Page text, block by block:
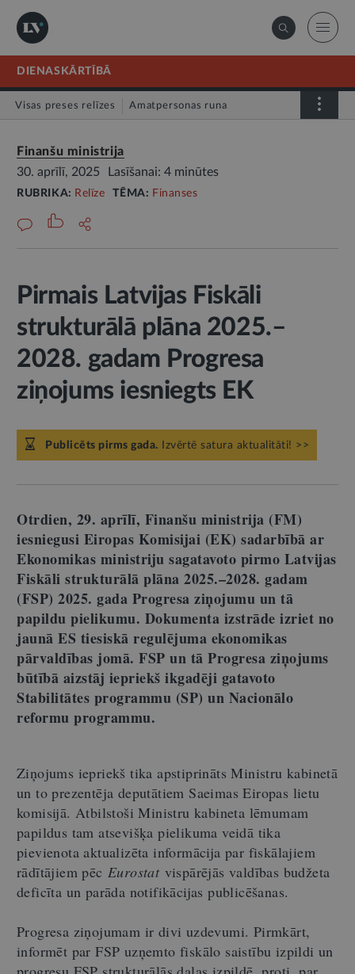
DIENASKĀRTĪBĀ
Visas preses relīzes Amatpersonas runa
Finanšu ministrija
30. aprīlī, 2025
Lasīšanai: 4 minūtes
RUBRIKA: Relīze TĒMA: Finanses
Pirmais Latvijas Fiskāli
strukturālā plāna 2025.–
2028. gadam Progresa
ziņojums iesniegts EK
Publicēts pirms gada. Izvērtē satura aktualitāti! >>
Otrdien, 29. aprīlī, Finanšu ministrija (FM)
iesniegusi Eiropas Komisijai (EK) sadarbībā ar
Ekonomikas ministriju sagatavoto pirmo Latvijas
Fiskāli strukturālā plāna 2025.–2028. gadam
(FSP) 2025. gada Progresa ziņojumu un tā
papildu pielikumu. Dokumenta izstrāde izriet no
jaunā ES tiesiskā regulējuma ekonomikas
pārvaldības jomā. FSP un tā Progresa ziņojums
būtībā aizstāj iepriekš ikgadēji gatavoto
Stabilitātes programmu (SP) un Nacionālo
reformu programmu.
Ziņojums iepriekš tika apstiprināts Ministru kabinetā
un to prezentēja deputātiem Saeimas Eiropas lietu
komisijā. Atbilstoši Ministru kabineta lēmumam
papildus tam atsevišķa pielikuma veidā tika
pievienota aktualizēta informācija par fiskālajiem
rādītājiem pēcEurostat vispārējās valdības budžeta
deficīta un parāda notifikācijas publicēšanas.
Progresa ziņojumam ir divi uzdevumi. Pirmkārt,
informēt par FSP uzņemto fiskālo saistību izpildi un